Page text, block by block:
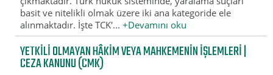
basit ve nitelikli olmak üzere iki ana kategoride ele
alınmaktadır. İşte TCK'...+Devamını oku
YETKILI OLMAYAN HÂKIM VEYA MAHKEMENIN IŞLEMLERI |
CEZA KANUNU (CMK)